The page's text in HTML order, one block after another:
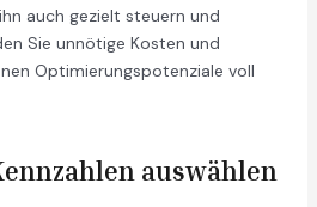
auch gezielt steuern und
Sie unnötige Kosten und
Optimierungspotenziale voll
auswählen